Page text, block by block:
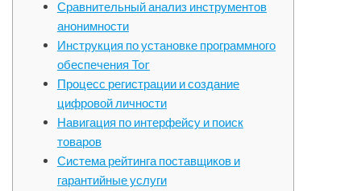
Сравнительный анализ инструментов
анонимности
Инструкция по установке программного
обеспечения Tor
Процесс регистрации и создание
цифровой личности
Навигация по интерфейсу и поиск
товаров
Система рейтинга поставщиков и
гарантийные услуги